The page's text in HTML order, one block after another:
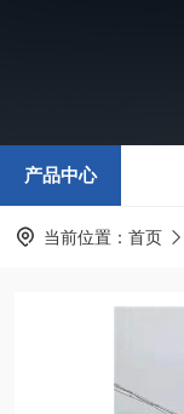
产品中心
当前位置： 首页